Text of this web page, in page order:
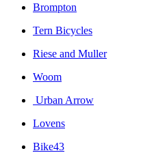
Brompton
Tern Bicycles
Riese and Muller
Woom
Urban Arrow
Lovens
Bike43